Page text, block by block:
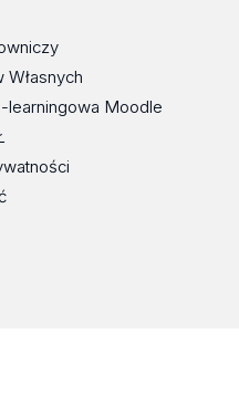
Własnych
learningowa Moodle